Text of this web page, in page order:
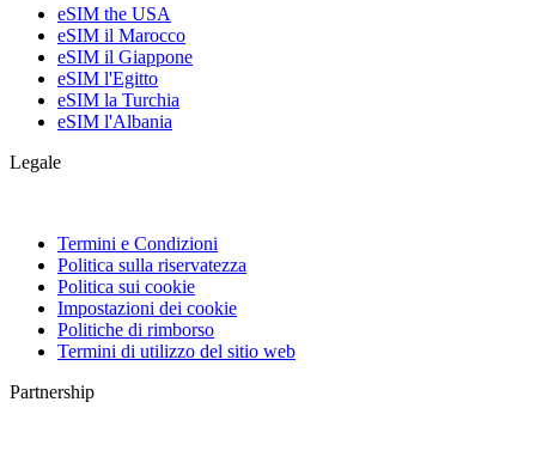
eSIM the USA
eSIM il Marocco
eSIM il Giappone
eSIM l'Egitto
eSIM la Turchia
eSIM l'Albania
Legale
Termini e Condizioni
Politica sulla riservatezza
Politica sui cookie
Impostazioni dei cookie
Politiche di rimborso
Termini di utilizzo del sitio web
Partnership